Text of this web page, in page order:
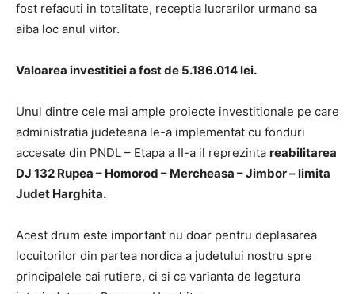
fost refacuti in totalitate, receptia lucrarilor urmand sa
aiba loc anul viitor.
Valoarea investitiei a fost de 5.186.014 lei.
Unul dintre cele mai ample proiecte investitionale pe care
administratia judeteana le-a implementat cu fonduri
accesate din PNDL – Etapa a II-a il reprezinta reabilitarea
DJ 132 Rupea – Homorod – Mercheasa – Jimbor – limita
Judet Harghita.
Acest drum este important nu doar pentru deplasarea
locuitorilor din partea nordica a judetului nostru spre
principalele cai rutiere, ci si ca varianta de legatura